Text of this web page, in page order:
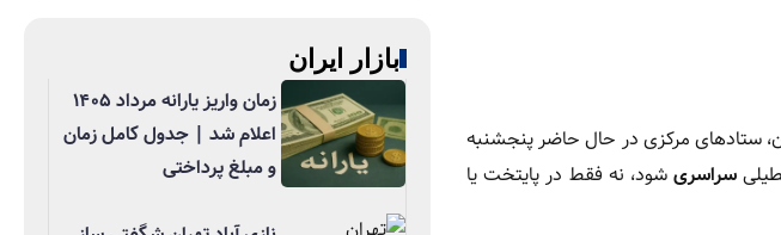
ستادهای مرکزی در حال حاضر پنجشنبه
سراسری شود، نه فقط در پایتخت یا
بازار ایران
زمان واریز یارانه مرداد ۱۴۰۵
اعلام شد | جدول کامل زمان
و مبلغ پرداختی